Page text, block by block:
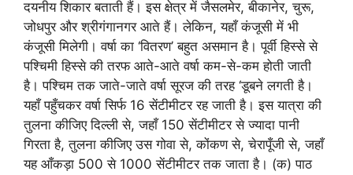
दयनीय शिकार बताती हैं। इस क्षेत्र में जैसलमेर, बीकानेर, चुरू,
जोधपुर और श्रीगंगानगर आते हैं। लेकिन, यहाँ कंजूसी में भी
कंजूसी मिलेगी। वर्षा का ‘वितरण’ बहुत असमान है। पूर्वी हिस्से से
पश्चिमी हिस्से की तरफ आते-आते वर्षा कम-से-कम होती जाती
है। पश्चिम तक जाते-जाते वर्षा सूरज की तरह ‘डूबने लगती है।
यहाँ पहुँचकर वर्षा सिर्फ 16 सेंटीमीटर रह जाती है। इस यात्रा की
तुलना कीजिए दिल्ली से, जहाँ 150 सेंटीमीटर से ज्यादा पानी
गिरता है, तुलना कीजिए उस गोवा से, कोंकण से, चेरापूँजी से, जहाँ
यह आँकड़ा 500 से 1000 सेंटीमीटर तक जाता है। (क) पाठ